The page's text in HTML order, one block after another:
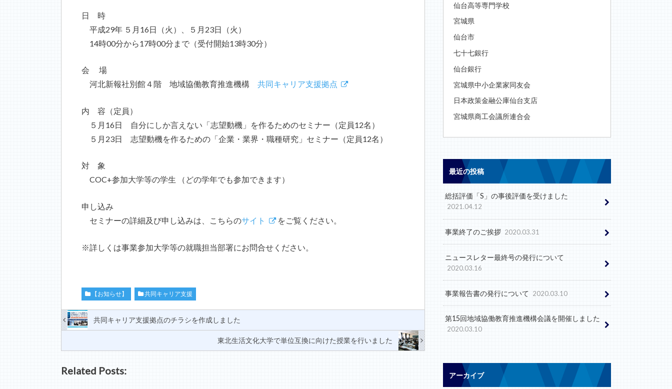
日 時
平成29年 ５月16日（火）、５月23日（火）
14時00分から17時00分まで（受付開始13時30分）
会 場
河北新報社別館４階 地域協働教育推進機構 共同キャリア支援拠点
内 容（定員）
５月16日 自分にしか言えない「志望動機」を作るためのセミナー（定員12名）
５月23日 志望動機を作るための「企業・業界・職種研究」セミナー（定員12名）
対 象
COC+参加大学等の学生 （どの学年でも参加できます）
申し込み
セミナーの詳細及び申し込みは、こちらのサイト をご覧ください。
※詳しくは事業参加大学等の就職担当部署にお問合せください。
【お知らせ】 共同キャリア支援
共同キャリア支援拠点のチラシを作成しました
東北生活文化大学で単位互換に向けた授業を行いました
Related Posts:
仙台高等専門学校
宮城県
仙台市
七十七銀行
仙台銀行
宮城県中小企業家同友会
日本政策金融公庫仙台支店
宮城県商工会議所連合会
最近の投稿
総括評価「S」の事後評価を受けました
2021.04.12
事業終了のご挨拶 2020.03.31
ニュースレター最終号の発行について
2020.03.16
事業報告書の発行について 2020.03.10
第15回地域協働教育推進機構会議を開催しました
2020.03.10
アーカイブ